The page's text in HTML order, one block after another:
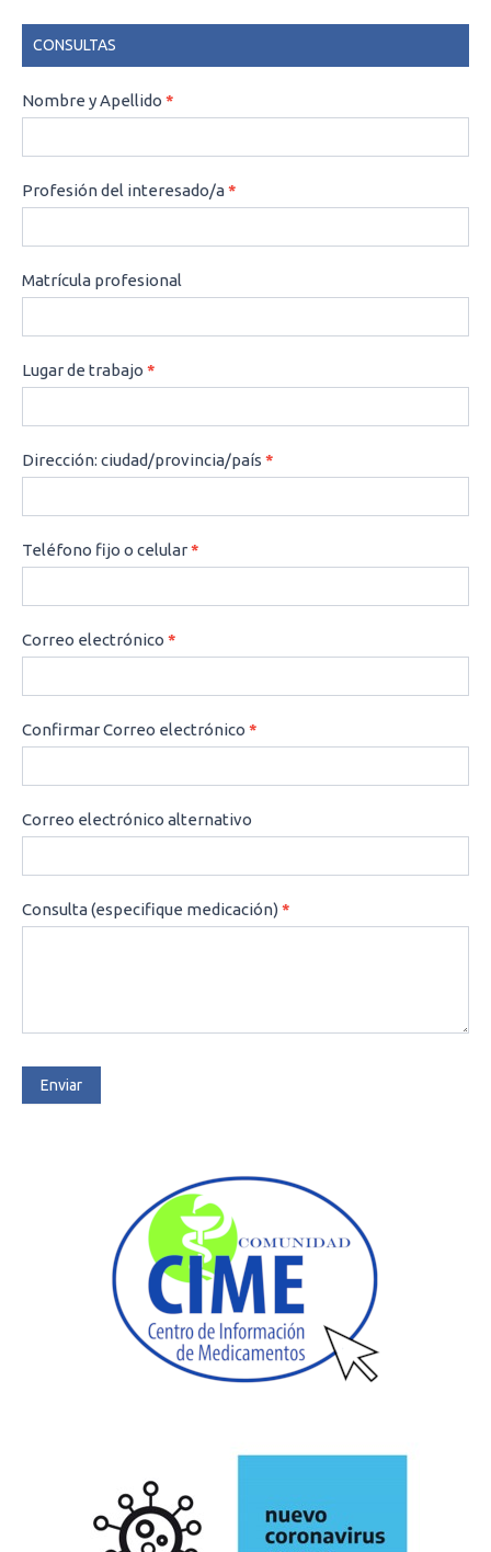
CONSULTAS
CONSULTAS
Nombre y Apellido *
Profesión del interesado/a*
Matrícula profesional
Lugar de trabajo *
Dirección: ciudad/provincia/país *
Teléfono fijo o celular*
Correo electrónico *
Confirmar Correo electrónico *
Correo electrónico alternativo
Consulta (especifique medicación)*
Enviar